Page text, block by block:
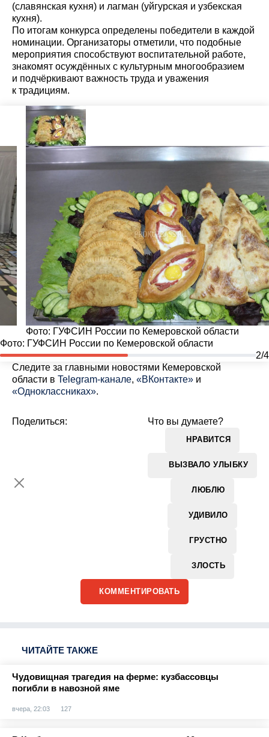
(славянская кухня) и лагман (уйгурская и узбекская
кухня).
По итогам конкурса определены победители в каждой
номинации. Организаторы отметили, что подобные
мероприятия способствуют воспитательной работе,
знакомят осуждённых с культурным многообразием
и подчёркивают важность труда и уважения
к традициям.
Фото:ГУФСИН России по Кемеровской области
Фото: ГУФСИН России по Кемеровской области
2/4
Cледите за главными новостями Кемеровской
области в Telegram-канале, «ВКонтакте» и
«Одноклассниках».
Что вы думаете?
НРАВИТСЯ
ВЫЗВАЛО УЛЫБКУ
ЛЮБЛЮ
УДИВИЛО
ГРУСТНО
ЗЛОСТЬ
Поделиться:
КОММЕНТИРОВАТЬ
ЧИТАЙТЕ ТАКЖЕ
Чудовищная трагедия на ферме: кузбассовцы
погибли в навозной яме
вчера, 22:03 127